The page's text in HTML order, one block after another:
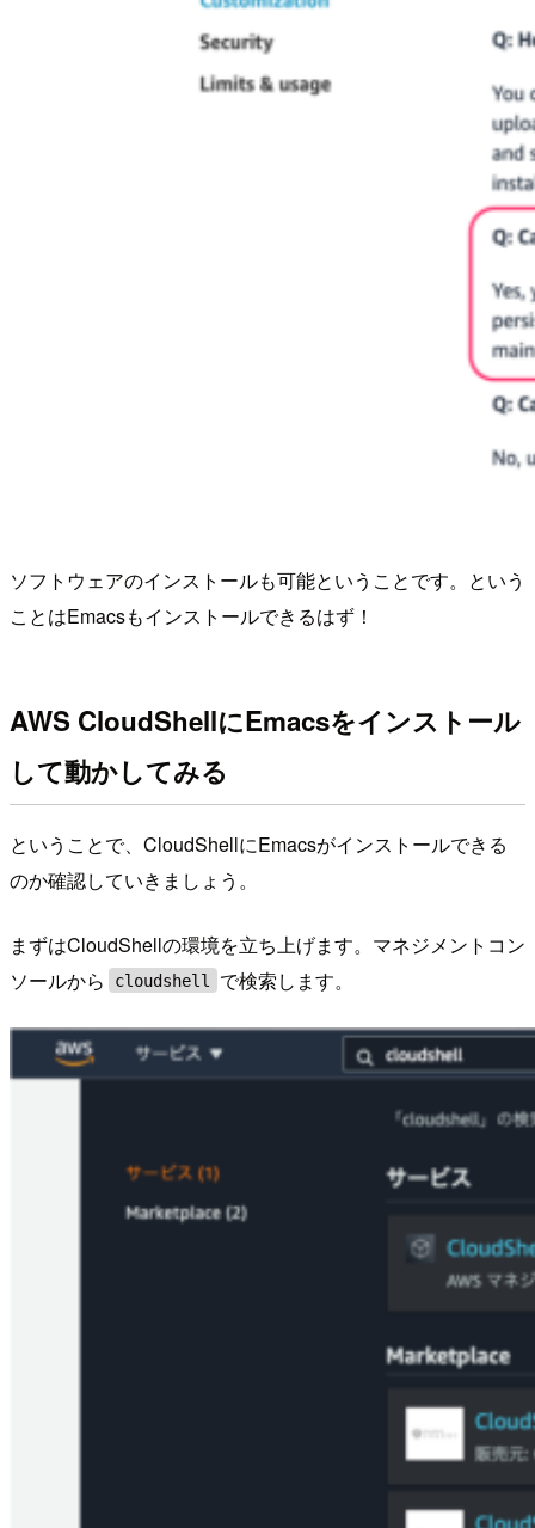
ソフトウェアのインストールも可能ということです。という
ことはEmacsもインストールできるはず！
AWS CloudShellにEmacsをインストール
して動かしてみる
ということで、CloudShellにEmacsがインストールできる
のか確認していきましょう。
まずはCloudShellの環境を立ち上げます。マネジメントコン
ソールから
cloudshell で検索します。